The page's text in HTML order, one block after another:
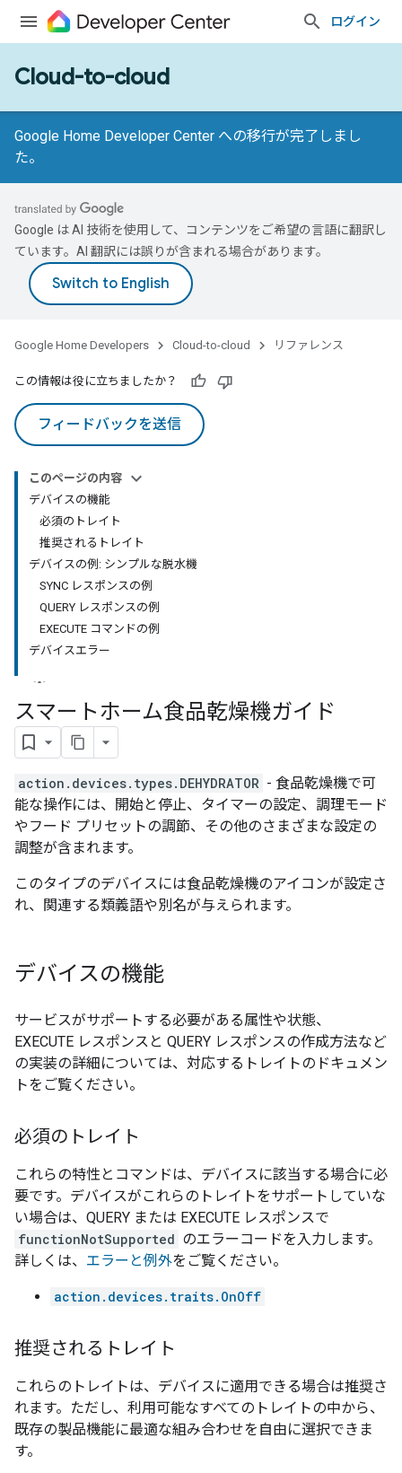
ログイン
Cloud-to-cloud
Google Home Developer Center への移行が完了しまし
た。
Google は AI 技術を使用して、コンテンツをご希望の言語に翻訳し
ています。AI 翻訳には誤りが含まれる場合があります。
Google Home Developers Cloud-to-cloud リファレンス
この情報は役に立ちましたか？
フィードバックを送信
このページの内容
デバイスの機能
必須のトレイト
推奨されるトレイト
デバイスの例: シンプルな脱水機
SYNC レスポンスの例
QUERY レスポンスの例
EXECUTE コマンドの例
デバイスエラー
スマートホーム食品乾燥機ガイド
action.devices.types.DEHYDRATOR - 食品乾燥機で可
能な操作には、開始と停止、タイマーの設定、調理モード
やフード プリセットの調節、その他のさまざまな設定の
調整が含まれます。
このタイプのデバイスには食品乾燥機のアイコンが設定さ
れ、関連する類義語や別名が与えられます。
デバイスの機能
サービスがサポートする必要がある属性や状態、
EXECUTE レスポンスと QUERY レスポンスの作成方法など
の実装の詳細については、対応するトレイトのドキュメン
トをご覧ください。
必須のトレイト
これらの特性とコマンドは、デバイスに該当する場合に必
要です。デバイスがこれらのトレイトをサポートしていな
い場合は、QUERY または EXECUTE レスポンスで
functionNotSupported のエラーコードを入力します。
詳しくは、 エラーと例外をご覧ください。
action.devices.traits.OnOff
推奨されるトレイト
これらのトレイトは、デバイスに適用できる場合は推奨さ
れます。ただし、利用可能なすべてのトレイトの中から、
既存の製品機能に最適な組み合わせを自由に選択できま
す。